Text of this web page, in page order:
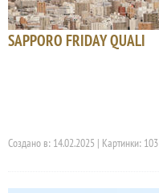
SAPPORO FRIDAY QUALI
Создано в: 14.02.2025 | Картинки: 103